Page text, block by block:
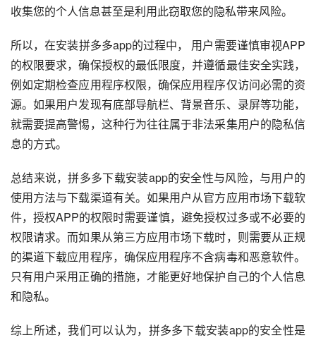
收集您的个人信息甚至是利用此窃取您的隐私带来风险。
所以，在安装拼多多app的过程中， 用户需要谨慎审视APP
的权限要求，确保授权的最低限度，并遵循最佳安全实践，
例如定期检查应用程序权限，确保应用程序仅访问必需的资
源。如果用户发现有底部导航栏、背景音乐、录屏等功能，
就需要提高警惕，这种行为往往属于非法采集用户的隐私信
息的方式。
总结来说，拼多多下载安装app的安全性与风险，与用户的
使用方法与下载渠道有关。如果用户从官方应用市场下载软
件，授权APP的权限时需要谨慎，避免授权过多或不必要的
权限请求。而如果从第三方应用市场下载时，则需要从正规
的渠道下载应用程序，确保应用程序不含病毒和恶意软件。
只有用户采用正确的措施，才能更好地保护自己的个人信息
和隐私。
综上所述，我们可以认为，拼多多下载安装app的安全性是